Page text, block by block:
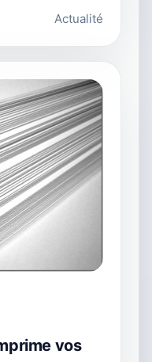
Actualité
vos